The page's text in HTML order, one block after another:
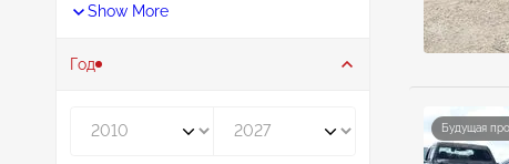
Show More
Год
Будущая